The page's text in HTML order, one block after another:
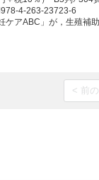
4-263-23723-6
ケアABC」が，生殖補
< 前